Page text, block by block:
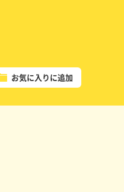
お気に入りに追加